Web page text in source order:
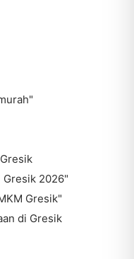
Gresik 2026"
Gresik"
di Gresik